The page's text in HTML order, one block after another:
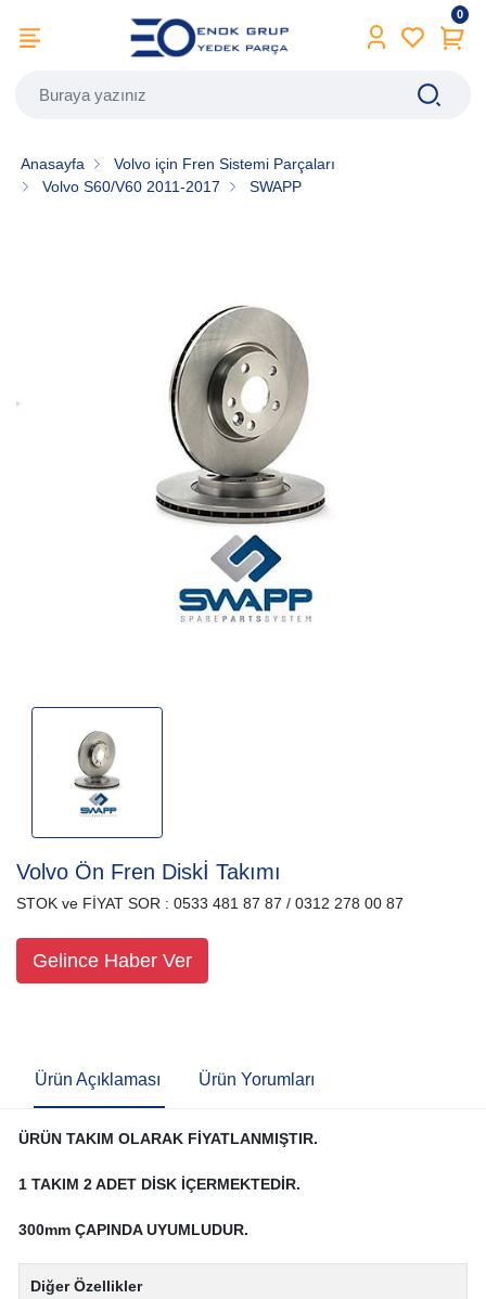
0
Anasayfa
Volvo için Fren Sistemi Parçaları
Volvo S60/V60 2011-2017
SWAPP
Volvo Ön Fren Diskİ Takımı
STOK ve FİYAT SOR : 0533 481 87 87 / 0312 278 00 87
Gelince Haber Ver
Ürün Açıklaması Ürün Yorumları
ÜRÜN TAKIM OLARAK FİYATLANMIŞTIR.
1 TAKIM 2 ADET DİSK İÇERMEKTEDİR.
300mm ÇAPINDA UYUMLUDUR.
Diğer Özellikler